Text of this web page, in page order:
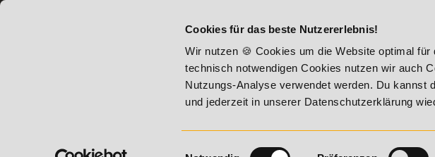
Cookies für das beste Nutzererlebnis!
Wir nutzen 🍪 Cookies um die Website optimal
technisch notwendigen Cookies nutzen wir auch
Nutzungs-Analyse verwendet werden. Du kannst
und jederzeit in unserer Datenschutzerklärung
Einwilligungsauswahl
20% Rabatt bis 17. August 2026 - Summer Vitality!